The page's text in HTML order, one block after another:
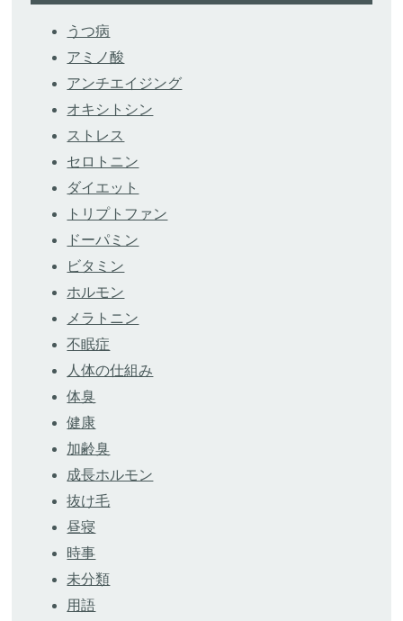
うつ病
アミノ酸
アンチエイジング
オキシトシン
ストレス
セロトニン
ダイエット
トリプトファン
ドーパミン
ビタミン
ホルモン
メラトニン
不眠症
人体の仕組み
体臭
健康
加齢臭
成長ホルモン
抜け毛
昼寝
時事
未分類
用語